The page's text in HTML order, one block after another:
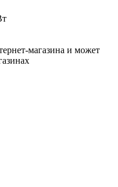
магазина и может